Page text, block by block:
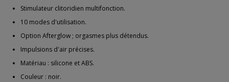
Stimulateur clitoridien multifonction.
10 modes d'utilisation.
Option Afterglow ; orgasmes plus détendus.
Impulsions d'air précises.
Matériau : silicone et ABS.
Couleur : noir.